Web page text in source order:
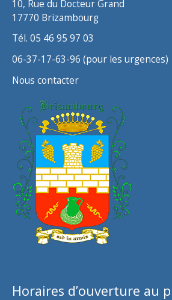
10, Rue du Docteur Grand
17770 Brizambourg
Tél. 05 46 95 97 03
06-37-17-63-96 (pour les urgences)
Nous contacter
Horaires d’ouverture au